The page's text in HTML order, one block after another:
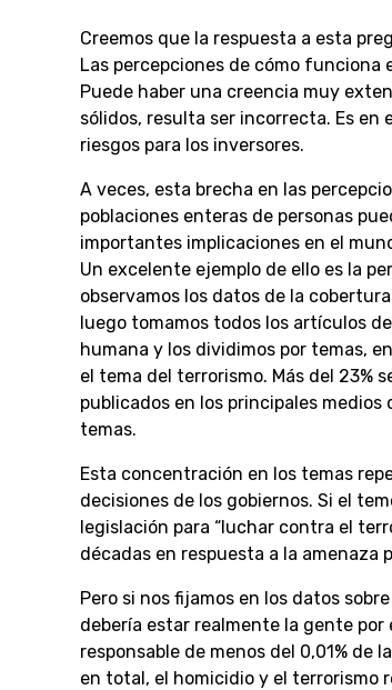
Creemos que la respuesta a esta
Las percepciones de cómo funciona
Puede haber una creencia muy
sólidos, resulta ser incorrecta. Es
riesgos para los inversores.
A veces, esta brecha en las
poblaciones enteras de personas
importantes implicaciones en el
Un excelente ejemplo de ello es la
observamos los datos de la
luego tomamos todos los artículos
humana y los dividimos por temas,
el tema del terrorismo. Más del 23%
publicados en los principales
temas.
Esta concentración en los temas
decisiones de los gobiernos. Si el
legislación para “luchar contra el
décadas en respuesta a la amenaza
Pero si nos fijamos en los datos
debería estar realmente la gente
responsable de menos del 0,01% de
en total, el homicidio y el terrorismo